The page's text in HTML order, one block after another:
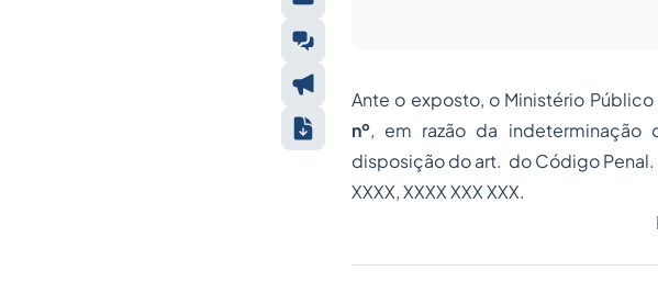
Ante o exposto, o Ministério
nº, em razão da indeterminação
disposição do art. do Código Penal.
XXXX, XXXX XXX XXX.